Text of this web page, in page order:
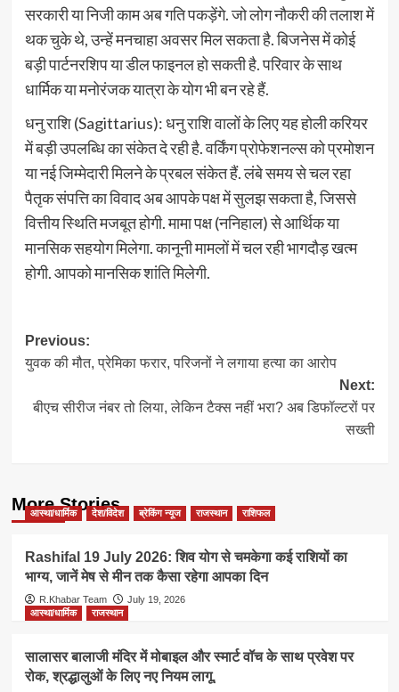
सरकारी या निजी काम अब गति पकड़ेंगे. जो लोग नौकरी की तलाश में
थक चुके थे, उन्हें मनचाहा अवसर मिल सकता है. बिजनेस में कोई
बड़ी पार्टनरशिप या डील फाइनल हो सकती है. परिवार के साथ
धार्मिक या मनोरंजक यात्रा के योग भी बन रहे हैं.
धनु राशि (Sagittarius): धनु राशि वालों के लिए यह होली करियर
में बड़ी उपलब्धि का संकेत दे रही है. वर्किंग प्रोफेशनल्स को प्रमोशन
या नई जिम्मेदारी मिलने के प्रबल संकेत हैं. लंबे समय से चल रहा
पैतृक संपत्ति का विवाद अब आपके पक्ष में सुलझ सकता है, जिससे
वित्तीय स्थिति मजबूत होगी. मामा पक्ष (ननिहाल) से आर्थिक या
मानसिक सहयोग मिलेगा. कानूनी मामलों में चल रही भागदौड़ खत्म
होगी. आपको मानसिक शांति मिलेगी.
Post
navigation
Previous:
युवक की मौत, प्रेमिका फरार, परिजनों ने लगाया हत्या का आरोप
Next:
बीएच सीरीज नंबर तो लिया, लेकिन टैक्स नहीं भरा? अब डिफॉल्टरों पर
सख्ती
More Stories
आस्था/धार्मिक देश/विदेश ब्रेकिंग न्यूज राजस्थान राशिफल
Rashifal 19 July 2026: शिव योग से चमकेगा कई राशियों का
भाग्य, जानें मेष से मीन तक कैसा रहेगा आपका दिन
R.Khabar Team
July 19, 2026
आस्था/धार्मिक
राजस्थान
सालासर बालाजी मंदिर में मोबाइल और स्मार्ट वॉच के साथ प्रवेश पर
रोक, श्रद्धालुओं के लिए नए नियम लागू,